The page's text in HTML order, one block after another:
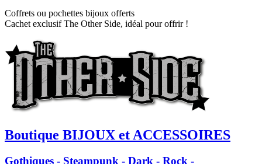
Coffrets ou pochettes bijoux offerts
Cachet exclusif The Other Side, idéal pour offrir !
Boutique BIJOUX et ACCESSOIRES
Gothiques - Steampunk - Dark - Rock -